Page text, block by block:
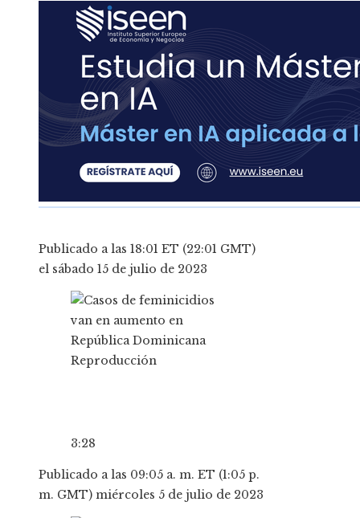
Publicado a las 18:01 ET (22:01 GMT)
el sábado 15 de julio de 2023
Reproducción
3:28
Publicado a las 09:05 a. m. ET (1:05 ​​p.
m. GMT) miércoles 5 de julio de 2023